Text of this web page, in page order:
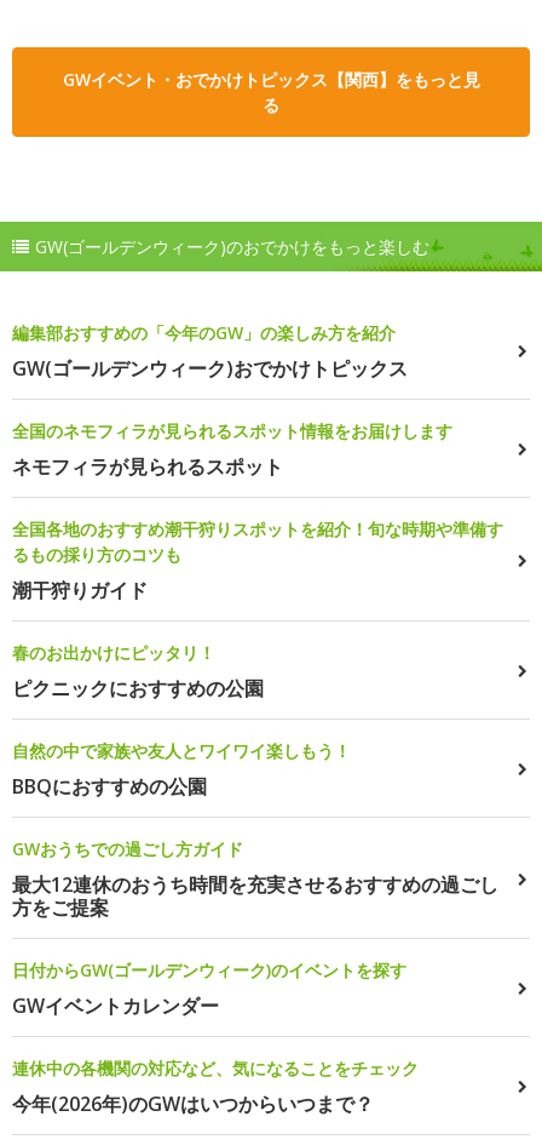
GWイベント・おでかけトピックス【関西】をもっと見
る
GW(ゴールデンウィーク)のおでかけをもっと楽しむ
編集部おすすめの「今年のGW」の楽しみ方を紹介
GW(ゴールデンウィーク)おでかけトピックス
全国のネモフィラが見られるスポット情報をお届けします
ネモフィラが見られるスポット
全国各地のおすすめ潮干狩りスポットを紹介！旬な時期や準備す
るもの採り方のコツも
潮干狩りガイド
春のお出かけにピッタリ！
ピクニックにおすすめの公園
自然の中で家族や友人とワイワイ楽しもう！
BBQにおすすめの公園
GWおうちでの過ごし方ガイド
最大12連休のおうち時間を充実させるおすすめの過ごし
方をご提案
日付からGW(ゴールデンウィーク)のイベントを探す
GWイベントカレンダー
連休中の各機関の対応など、気になることをチェック
今年(2026年)のGWはいつからいつまで？